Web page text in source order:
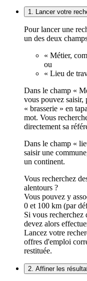
1. Lancer votre
Pour lancer une
un des deux
« Métier,
ou
« Lieu de
Dans le champ «
vous pouvez saisir,
« brasserie » en
mot. Vous
directement sa
Dans le champ «
saisir une
un continent.
Vous recherchez
alentours ?
Vous pouvez y
0 et 100 km (par
Si vous recherchez
devez alors
Lancez votre
offres d'emploi
restituée.
2. Affiner les